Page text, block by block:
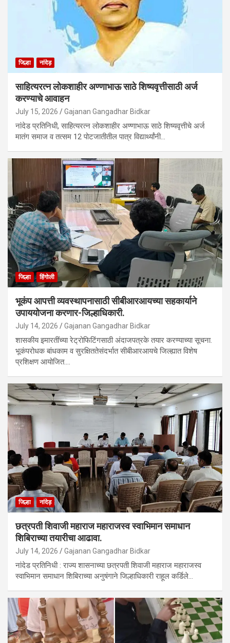
जिल्हा नांदेड़
साहित्यरत्न लोकशाहीर अण्णाभाऊ साठे शिष्यवृत्तीसाठी अर्ज
करण्याचे आवाहन
July 15, 2026 Gajanan Gangadhar Bidkar
नांदेड प्रतिनिधी, साहित्यरत्न लोकशाहीर अण्णाभाऊ साठे शिष्यवृत्तीचे अर्ज
मातंग समाज व तत्सम 12 पोटजातीतील पात्र विद्यार्थ्यांनी…
जिल्हा हिंगोली
भूकंप आपत्ती व्यवस्थापनासाठी सीबीआरआयच्या सहकार्याने
उपाययोजना करणार-जिल्हाधिकारी.
July 14, 2026 Gajanan Gangadhar Bidkar
शासकीय इमारतींच्या रेट्रोफिटिंगसाठी अंदाजपत्रके तयार करण्याच्या सूचना.
भूकंपरोधक बांधकाम व सुरक्षिततेसंदर्भात सीबीआरआयचे जिल्ह्यात विशेष
प्रशिक्षण आयोजित.…
जिल्हा नांदेड़
छत्रपती शिवाजी महाराज महाराजस्व स्वाभिमान समाधान
शिबिराच्या तयारीचा आढावा.
July 14, 2026 Gajanan Gangadhar Bidkar
नांदेड प्रतिनिधी : राज्य शासनाच्या छत्रपती शिवाजी महाराज महाराजस्व
स्वाभिमान समाधान शिबिराच्या अनुषंगाने जिल्हाधिकारी राहूल कर्डिले…